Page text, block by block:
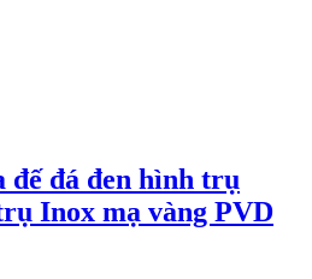
đế đá đen hình trụ
Inox mạ vàng PVD